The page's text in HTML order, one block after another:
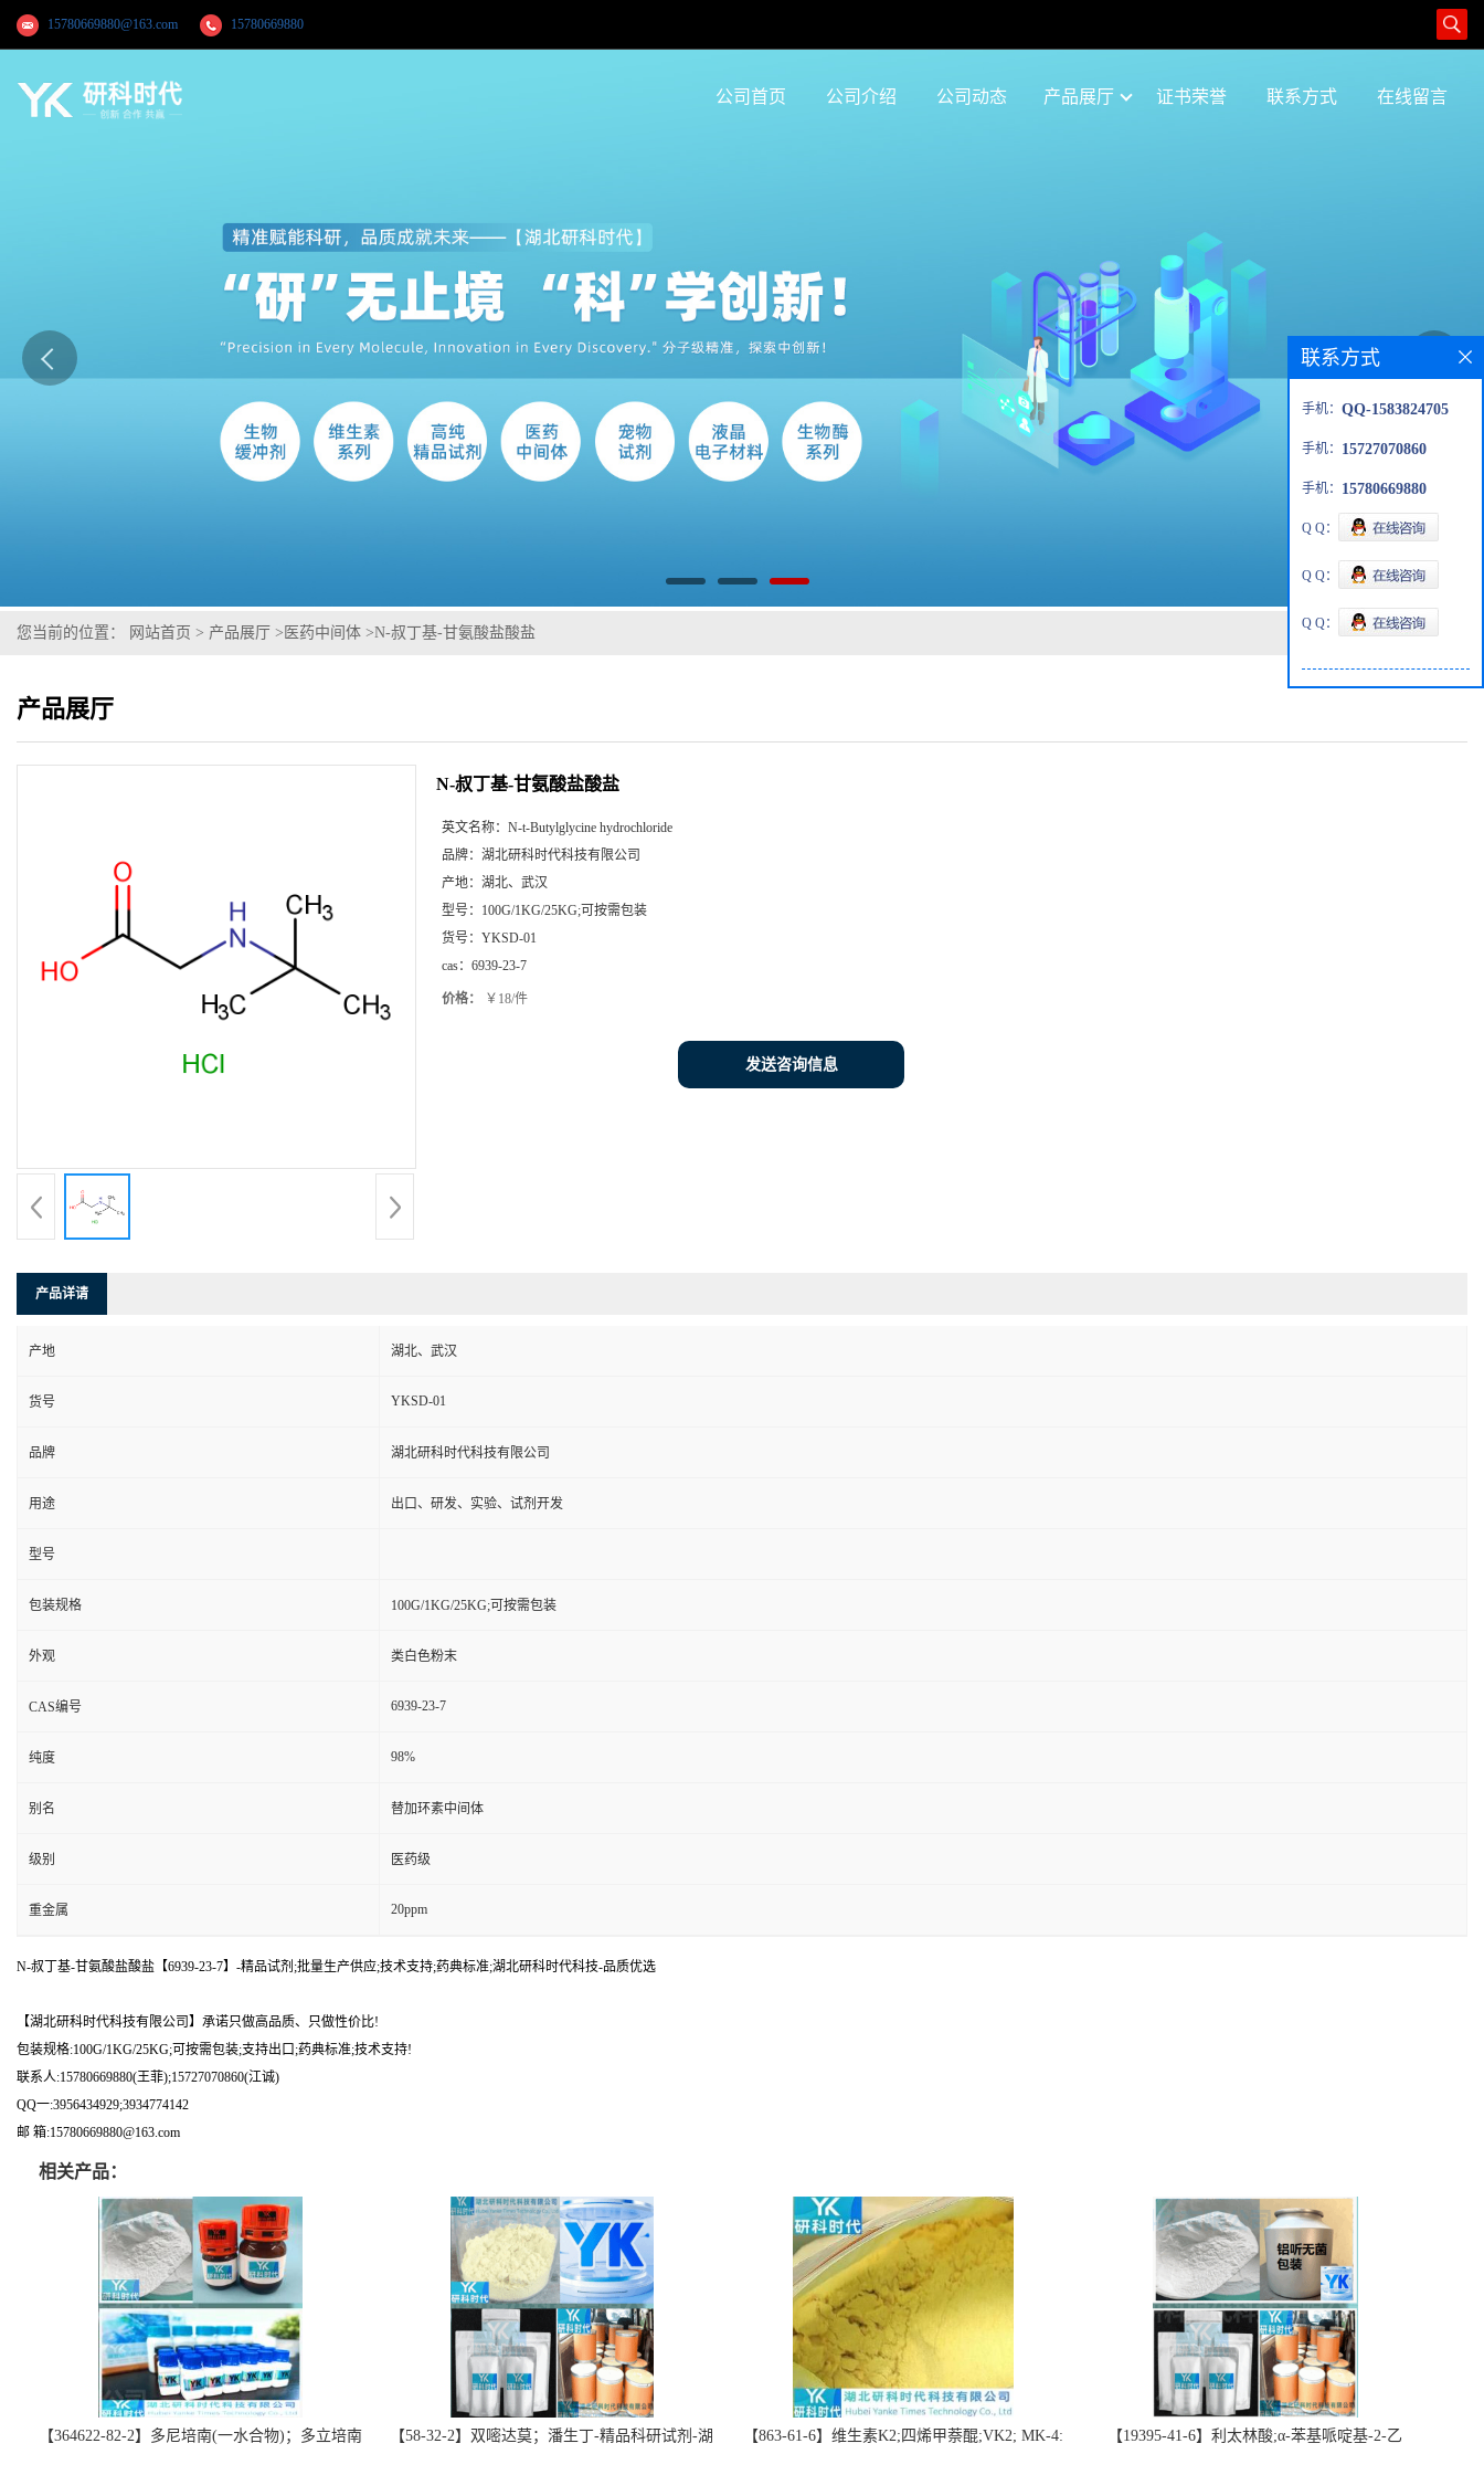
15780669880@163.com 15780669880
公司首页 公司介绍 公司动态 产品展厅 证书荣誉 联系方式 在线留言
您当前的位置： 网站首页 > 产品展厅 > 医药中间体 >N-叔丁基-甘氨酸盐酸盐
产品展厅
N-叔丁基-甘氨酸盐酸盐
英文名称： N-t-Butylglycine hydrochloride
品牌： 湖北研科时代科技有限公司
产地： 湖北、武汉
型号： 100G/1KG/25KG;可按需包装
货号： YKSD-01
cas： 6939-23-7
价格： ￥18/件
发送咨询信息
产品详请
产地 湖北、武汉
货号 YKSD-01
品牌 湖北研科时代科技有限公司
用途 出口、研发、实验、试剂开发
型号
包装规格 100G/1KG/25KG;可按需包装
外观 类白色粉末
CAS编号 6939-23-7
纯度 98%
别名 替加环素中间体
级别 医药级
重金属 20ppm
N-叔丁基-甘氨酸盐酸盐【6939-23-7】-精品试剂;批量生产供应;技术支持;药典标准;湖北研科时代科技-品质优选
【湖北研科时代科技有限公司】承诺只做高品质、只做性价比!
包装规格:100G/1KG/25KG;可按需包装;支持出口;药典标准;技术支持!
联系人:15780669880(王菲);15727070860(江诚)
QQ一:3956434929;3934774142
邮 箱:15780669880@163.com
相关产品：
【364622-82-2】多尼培南(一水合物)；多立培南
【58-32-2】双嘧达莫；潘生丁-精品科研试剂-湖
【863-61-6】维生素K2;四烯甲萘醌;VK2; MK-4:
【19395-41-6】利太林酸;α-苯基哌啶基-2-乙
联系方式
手机： QQ-1583824705
手机： 15727070860
手机： 15780669880
Q Q：
Q Q：
Q Q：